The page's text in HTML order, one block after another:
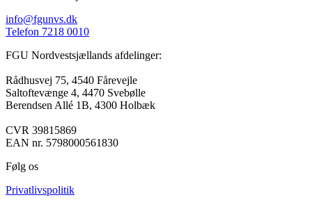
info@fgunvs.dk
Telefon 7218 0010
FGU Nordvestsjællands afdelinger:
Rådhusvej 75, 4540 Fårevejle
Saltoftevænge 4, 4470 Svebølle
Berendsen Allé 1B, 4300 Holbæk
CVR 39815869
EAN nr. 5798000561830
Følg os
Privatlivspolitik